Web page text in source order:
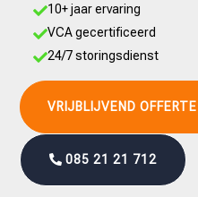
10+ jaar ervaring
VCA gecertificeerd
24/7 storingsdienst
VRIJBLIJVEND OFFERTE
085 21 21 712